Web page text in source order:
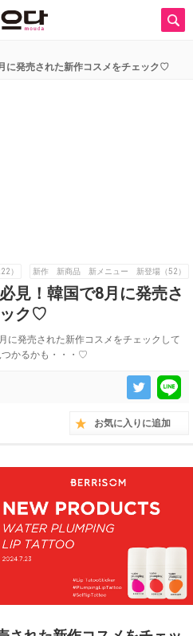
に発売された新作コスメをチェック♡
）
新作 新商品 新メニュー 新登場（52）
見！韓国で8月に発売さ
ック♡
に発売された新作コスメをチェックして
かるかも・・・♡
お気に入りに追加